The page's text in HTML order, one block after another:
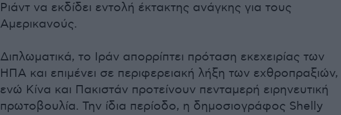
Ριάντ να εκδίδει εντολή έκτακτης ανάγκης για τους
Αμερικανούς.
Διπλωματικά, το Ιράν απορρίπτει πρόταση εκεχειρίας των
ΗΠΑ και επιμένει σε περιφερειακή λήξη των εχθροπραξιών,
ενώ Κίνα και Πακιστάν προτείνουν πενταμερή ειρηνευτική
πρωτοβουλία. Την ίδια περίοδο, η δημοσιογράφος Shelly